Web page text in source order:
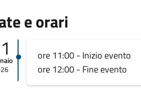
e orari
ore 11:00 - Inizio evento
ore 12:00 - Fine evento